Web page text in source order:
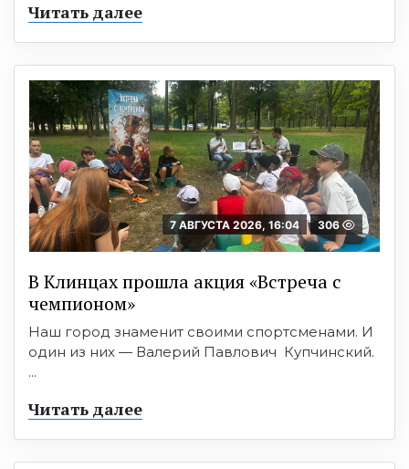
Читать далее
7 АВГУСТА 2026, 16:04 306
В Клинцах прошла акция «Встреча с
чемпионом»
Наш город знаменит своими спортсменами. И
один из них — Валерий Павлович Купчинский.
...
Читать далее